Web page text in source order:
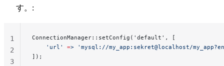
す。:
ConnectionManager::setConfig('default', [
    'url'
=> 'mysql://my_app:sekret@localhost/
]);
1
2
3